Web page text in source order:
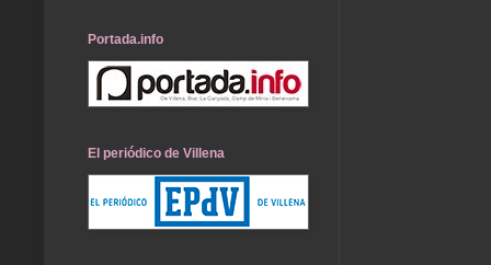
Portada.info
El periódico de Villena